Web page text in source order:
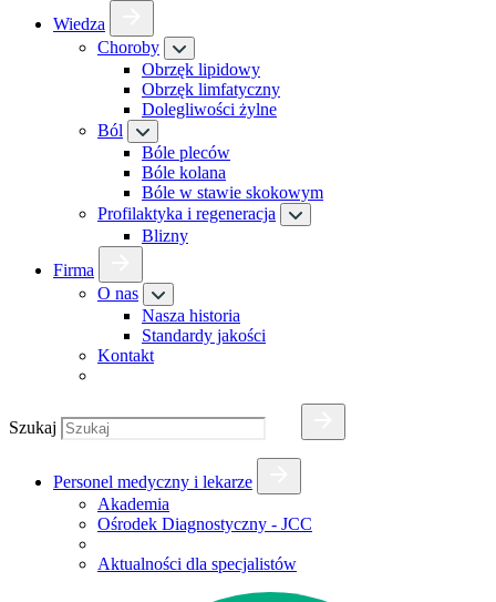
Wiedza
Choroby
Obrzęk lipidowy
Obrzęk limfatyczny
Dolegliwości żylne
Ból
Bóle pleców
Bóle kolana
Bóle w stawie skokowym
Profilaktyka i regeneracja
Blizny
Firma
O nas
Nasza historia
Standardy jakości
Kontakt
Szukaj
Personel medyczny i lekarze
Akademia
Ośrodek Diagnostyczny - JCC
Aktualności dla specjalistów